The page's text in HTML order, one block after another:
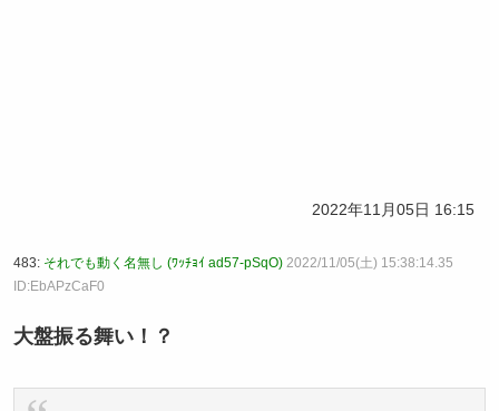
2022年11月05日 16:15
483: それでも動く名無し (ﾜｯﾁｮｲ ad57-pSqO) 2022/11/05(土) 15:38:14.35
ID:EbAPzCaF0
大盤振る舞い！？